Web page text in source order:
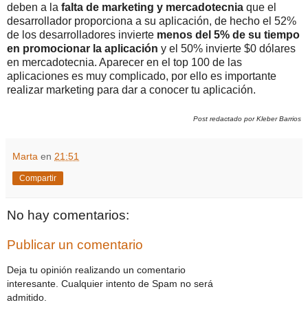
deben a la falta de marketing y mercadotecnia que el
desarrollador proporciona a su aplicación, de hecho el 52%
de los desarrolladores invierte menos del 5% de su tiempo
en promocionar la aplicación y el 50% invierte $0 dólares
en mercadotecnia. Aparecer en el top 100 de las
aplicaciones es muy complicado, por ello es importante
realizar marketing para dar a conocer tu aplicación.
Post redactado por Kleber Barrios
Marta en 21:51
Compartir
No hay comentarios:
Publicar un comentario
Deja tu opinión realizando un comentario
interesante. Cualquier intento de Spam no será
admitido.